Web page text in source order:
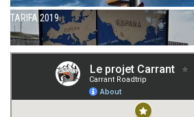
TARIFA 2019